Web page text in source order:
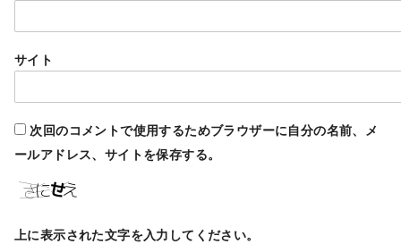
サイト
次回のコメントで使用するためブラウザーに自分の名前、メ
ールアドレス、サイトを保存する。
上に表示された文字を入力してください。